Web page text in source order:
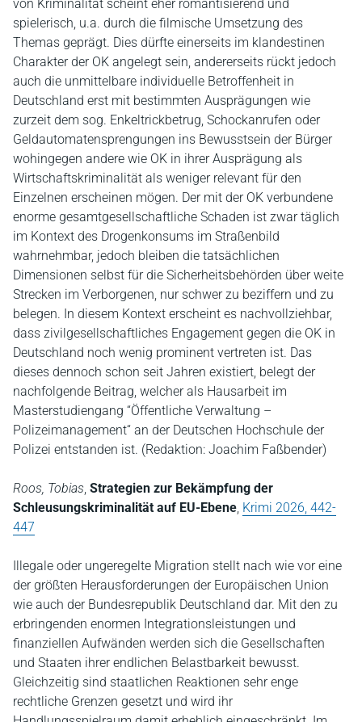
von Kriminalität scheint eher romantisierend und
spielerisch, u.a. durch die filmische Umsetzung des
Themas geprägt. Dies dürfte einerseits im klandestinen
Charakter der OK angelegt sein, andererseits rückt jedoch
auch die unmittelbare individuelle Betroffenheit in
Deutschland erst mit bestimmten Ausprägungen wie
zurzeit dem sog. Enkeltrickbetrug, Schockanrufen oder
Geldautomatensprengungen ins Bewusstsein der Bürger
wohingegen andere wie OK in ihrer Ausprägung als
Wirtschaftskriminalität als weniger relevant für den
Einzelnen erscheinen mögen. Der mit der OK verbundene
enorme gesamtgesellschaftliche Schaden ist zwar täglich
im Kontext des Drogenkonsums im Straßenbild
wahrnehmbar, jedoch bleiben die tatsächlichen
Dimensionen selbst für die Sicherheitsbehörden über weite
Strecken im Verborgenen, nur schwer zu beziffern und zu
belegen. In diesem Kontext erscheint es nachvollziehbar,
dass zivilgesellschaftliches Engagement gegen die OK in
Deutschland noch wenig prominent vertreten ist. Das
dieses dennoch schon seit Jahren existiert, belegt der
nachfolgende Beitrag, welcher als Hausarbeit im
Masterstudiengang “Öffentliche Verwaltung –
Polizeimanagement“ an der Deutschen Hochschule der
Polizei entstanden ist. (Redaktion: Joachim Faßbender)
Roos, Tobias Strategien zur Bekämpfung der
Schleusungskriminalität auf EU-Ebene Krimi 2026, 442-
447
Illegale oder ungeregelte Migration stellt nach wie vor eine
der größten Herausforderungen der Europäischen Union
wie auch der Bundesrepublik Deutschland dar. Mit den zu
erbringenden enormen Integrationsleistungen und
finanziellen Aufwänden werden sich die Gesellschaften
und Staaten ihrer endlichen Belastbarkeit bewusst.
Gleichzeitig sind staatlichen Reaktionen sehr enge
rechtliche Grenzen gesetzt und wird ihr